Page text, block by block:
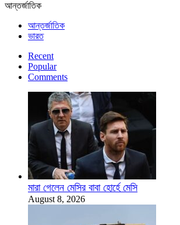
আন্তর্জাতিক
আন্তর্জাতিক
ভারত
Recent
Popular
Comments
মারা গেলেন মেসির বাবা হোর্হে মেসি
August 8, 2026